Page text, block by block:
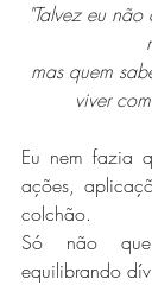
"Talvez eu
mas quem
viver
Eu nem fazia
ações,
colchão.
Só não
equilibrando